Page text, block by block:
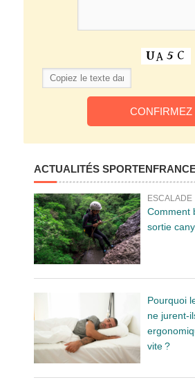
ACTUALITÉS
ESCALADE
Comment
sortie
Pourquoi
ne jurent-
vite ?